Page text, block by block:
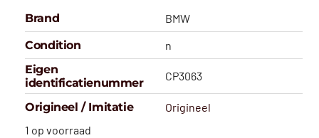
Brand
BMW
Condition
n
Eigen
identificatienummer
CP3063
Origineel / Imitatie
Origineel
1 op voorraad